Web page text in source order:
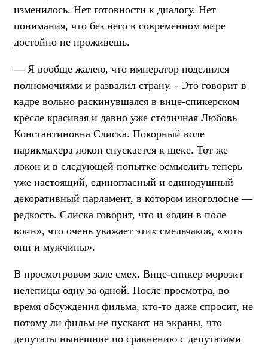
изменилось. Нет готовности к диалогу. Нет
понимания, что без него в современном мире
достойно не проживешь.
— Я вообще жалею, что император поделился
полномочиями и развалил страну. - Это говорит в
кадре вольно раскинувшаяся в вице-спикерском
кресле красивая и давно уже столичная Любовь
Константиновна Слиска. Покорный воле
парикмахера локон спускается к щеке. Тот же
локон и в следующей попытке осмыслить теперь
уже настоящий, единогласный и единодушный
декоративный парламент, в котором иноголосие —
редкость. Слиска говорит, что и «один в поле
воин», что очень уважает этих смельчаков, «хоть
они и мужчины».
В просмотровом зале смех. Вице-спикер морозит
нелепицы одну за одной. После просмотра, во
время обсуждения фильма, кто-то даже спросит, не
потому ли фильм не пускают на экраны, что
депутаты нынешние по сравнению с депутатами